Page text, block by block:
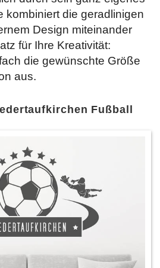
kombiniert die geradlinigen
Design miteinander
für Ihre Kreativität:
die gewünschte Größe
aus.
Fußball